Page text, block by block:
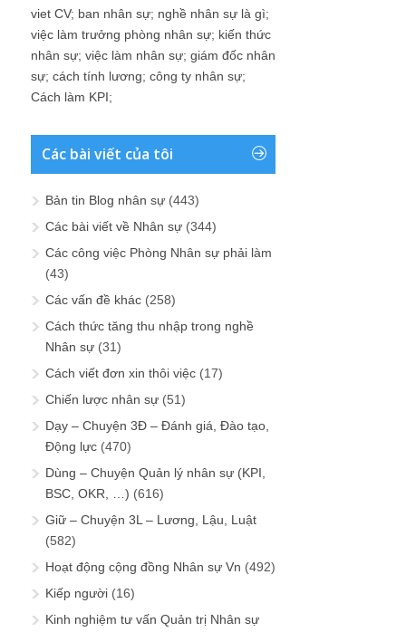
viet CV; ban nhân sự; nghề nhân sự là gì;
việc làm trưởng phòng nhân sự; kiến thức
nhân sự; việc làm nhân sự; giám đốc nhân
sự; cách tính lương; công ty nhân sự;
Cách làm KPI;
Các bài viết của tôi
Bản tin Blog nhân sự (443)
Các bài viết về Nhân sự (344)
Các công việc Phòng Nhân sự phải làm
(43)
Các vấn đề khác (258)
Cách thức tăng thu nhập trong nghề
Nhân sự (31)
Cách viết đơn xin thôi việc (17)
Chiến lược nhân sự (51)
Dạy – Chuyện 3Đ – Đánh giá, Đào tạo,
Động lực (470)
Dùng – Chuyện Quản lý nhân sự (KPI,
BSC, OKR, …) (616)
Giữ – Chuyện 3L – Lương, Lậu, Luật
(582)
Hoạt động cộng đồng Nhân sự Vn (492)
Kiếp người (16)
Kinh nghiệm tư vấn Quản trị Nhân sự